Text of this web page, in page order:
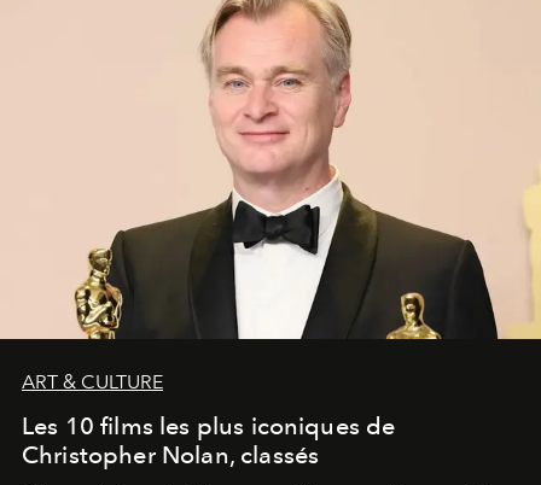
ART & CULTURE
Les 10 films les plus iconiques de
Christopher Nolan, classés